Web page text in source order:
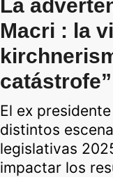
La
Macri : la
catástrofe”
El ex
distintos
legislativas
impactar los